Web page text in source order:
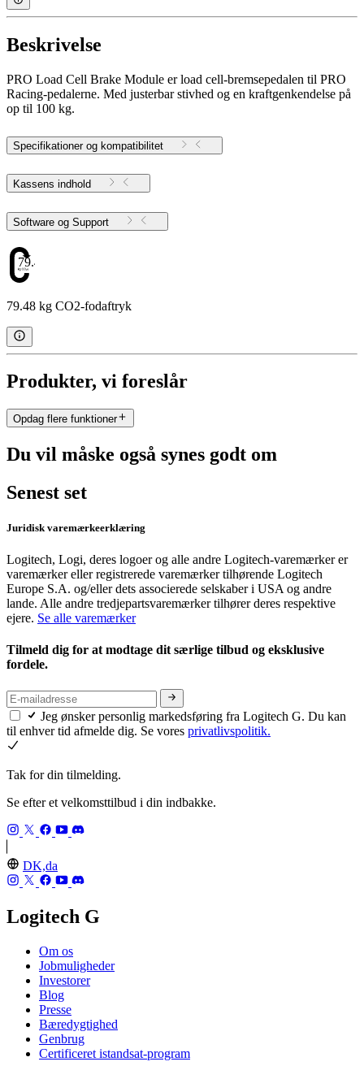
Beskrivelse
PRO Load Cell Brake Module er load cell-bremsepedalen til PRO
Racing-pedalerne. Med justerbar stivhed og en kraftgenkendelse på
op til 100 kg.
Specifikationer og kompatibilitet
Kassens indhold
Software og Support
79.48
79.48 kg CO2-fodaftryk
Produkter, vi foreslår
Opdag flere funktioner
Du vil måske også synes godt om
Senest set
Juridisk varemærkeerklæring
Logitech, Logi, deres logoer og alle andre Logitech-varemærker er
varemærker eller registrerede varemærker tilhørende Logitech
Europe S.A. og/eller dets associerede selskaber i USA og andre
lande. Alle andre tredjepartsvaremærker tilhører deres respektive
ejere. Se alle varemærker
Tilmeld dig for at modtage dit særlige tilbud og eksklusive
fordele.
Jeg ønsker personlig markedsføring fra Logitech G. Du kan
til enhver tid afmelde dig. Se vores privatlivspolitik.
Tak for din tilmelding.
Se efter et velkomsttilbud i din indbakke.
DK,da
Logitech G
Om os
Jobmuligheder
Investorer
Blog
Presse
Bæredygtighed
Genbrug
Certificeret istandsat-program